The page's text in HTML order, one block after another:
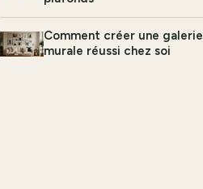
Comment créer une galerie
murale réussi chez soi